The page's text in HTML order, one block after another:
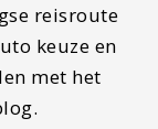
reisroute
keuze en
met het